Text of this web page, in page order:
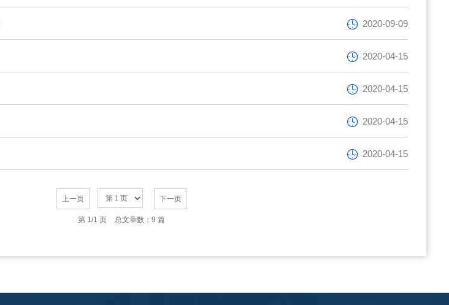
2020-09-09
2020-04-15
2020-04-15
2020-04-15
2020-04-15
上一页 下一页
第 1/1 页 总文章数：9 篇